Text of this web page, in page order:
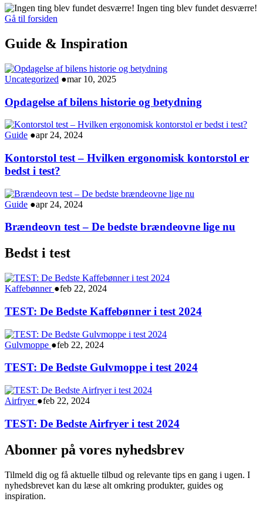
Ingen ting blev fundet desværre!
Gå til forsiden
Guide & Inspiration
Uncategorized ●mar 10, 2025
Opdagelse af bilens historie og betydning
Guide ●apr 24, 2024
Kontorstol test – Hvilken ergonomisk kontorstol er
bedst i test?
Guide ●apr 24, 2024
Brændeovn test – De bedste brændeovne lige nu
Bedst i test
Kaffebønner ●feb 22, 2024
TEST: De Bedste Kaffebønner i test 2024
Gulvmoppe ●feb 22, 2024
TEST: De Bedste Gulvmoppe i test 2024
Airfryer ●feb 22, 2024
TEST: De Bedste Airfryer i test 2024
Abonner på vores nyhedsbrev
Tilmeld dig og få aktuelle tilbud og relevante tips en gang i ugen. I
nyhedsbrevet kan du læse alt omkring produkter, guides og
inspiration.